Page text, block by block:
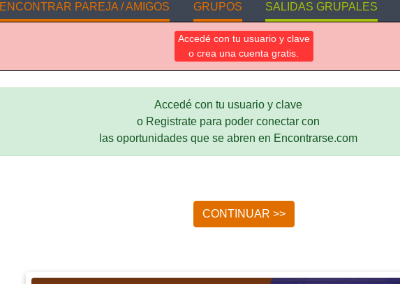
ENCONTRAR PAREJA / AMIGOS GRUPOS SALIDAS GRUPALES
Accedé con tu usuario y clave
o crea una cuenta gratis.
Accedé con tu usuario y clave
o Registrate para poder conectar con
las oportunidades que se abren en Encontrarse.com
CONTINUAR >>